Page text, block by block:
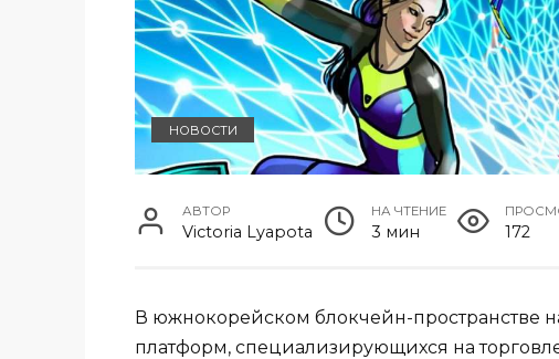
НОВОСТИ
АВТОР
Victoria Lyapota
НА ЧТЕНИЕ
3 мин 172
В южнокорейском блокчейн-пространстве
платформ, специализирующихся на